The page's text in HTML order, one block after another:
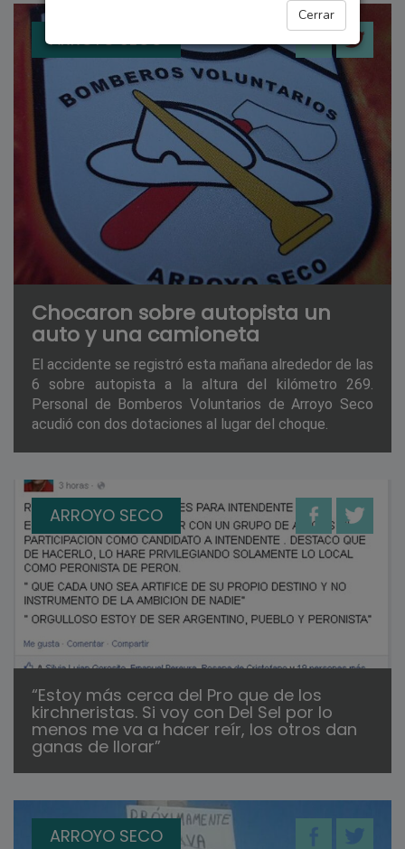
Cerrar
ARROYO SECO
Chocaron sobre autopista un
auto y una camioneta
El accidente se registró esta mañana alrededor de las
6 sobre autopista a la altura del kilómetro 269.
Personal de Bomberos Voluntarios de Arroyo Seco
acudió con dos dotaciones al lugar del choque.
ARROYO SECO
“Estoy más cerca del Pro que de los
kirchneristas. Si voy con Del Sel por lo
menos me va a hacer reír, los otros dan
ganas de llorar”
ARROYO SECO